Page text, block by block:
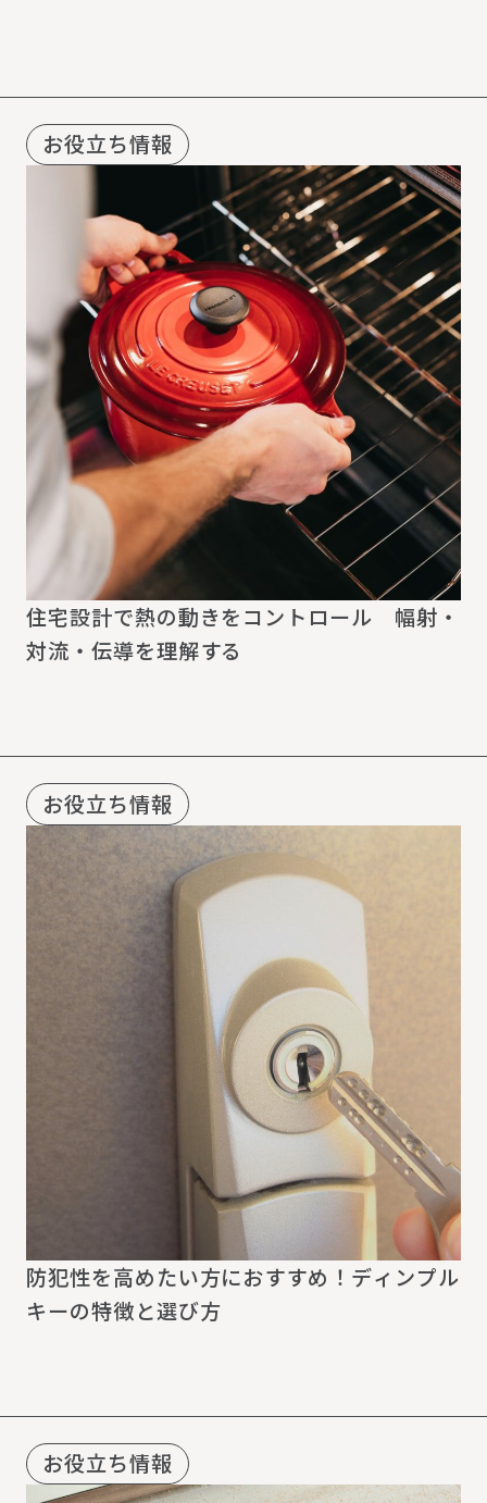
お役立ち情報
住宅設計で熱の動きをコントロール 幅射・
対流・伝導を理解する
お役立ち情報
防犯性を高めたい方におすすめ！ディンプル
キーの特徴と選び方
お役立ち情報